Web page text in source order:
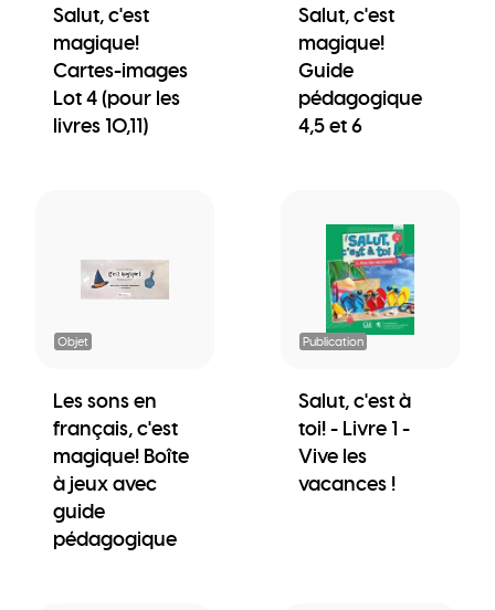
Salut, c'est
magique!
Cartes-images
Lot 4 (pour les
livres 10,11)
Salut, c'est
magique!
Guide
pédagogique
4,5 et 6
Objet
Les sons en
français, c'est
magique! Boîte
à jeux avec
guide
pédagogique
Publication
Salut, c'est à
toi! - Livre 1 -
Vive les
vacances !